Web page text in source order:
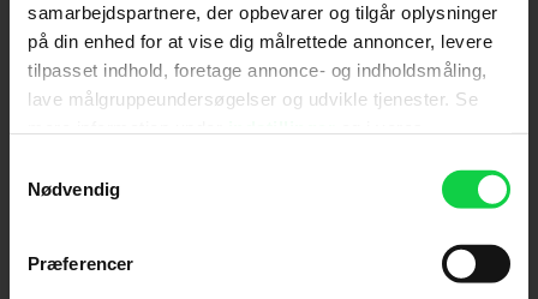
samarbejdspartnere, der opbevarer og tilgår oplysninger
på din enhed for at vise dig målrettede annoncer, levere
tilpasset indhold, foretage annonce- og indholdsmåling,
lave målgruppeundersøgelser og udvikle tjenester. Se
tilbage eller ændre indstillinger fra vores
"Cookiedeklaration", eller ved at trykke på "Privacy
Nødvendig
Præferencer
Ved tilmelding accepterer jeg samtidig
Kino.dks Markedsføringssamtykke